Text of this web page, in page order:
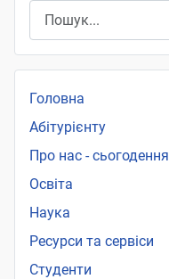
Головна
Абітурієнту
Про нас - сьогодення
Освіта
Наука
Ресурси та сервіси
Студенти